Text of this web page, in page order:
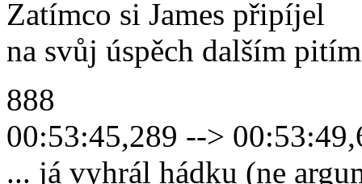
Zatímco si James připíjel
na svůj úspěch dalším
888
00:53:45,289 -->
... já vyhrál hádku (ne